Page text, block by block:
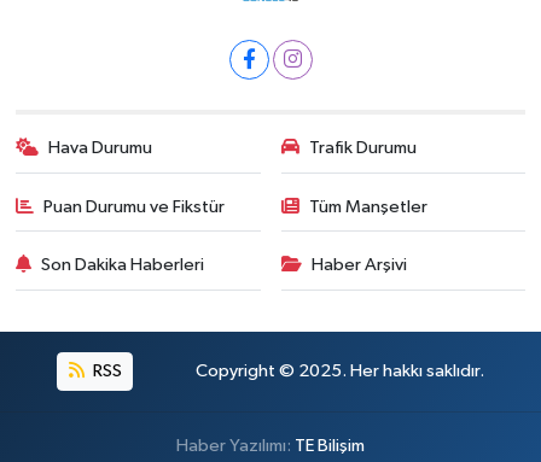
Hava Durumu Trafik Durumu
Puan Durumu ve Fikstür Tüm Manşetler
Son Dakika Haberleri Haber Arşivi
RSS Copyright © 2025. Her hakkı saklıdır.
Haber Yazılımı: TE Bilişim